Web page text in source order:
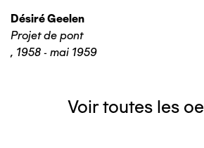
Désiré Geelen
Projet de pont
, 1958 - mai 1959
Voir toutes les